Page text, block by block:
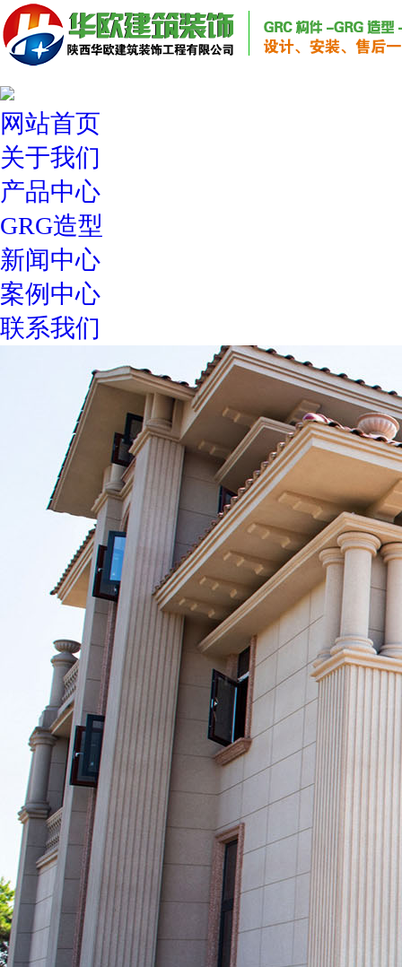
网站首页
关于我们
产品中心
GRG造型
新闻中心
案例中心
联系我们